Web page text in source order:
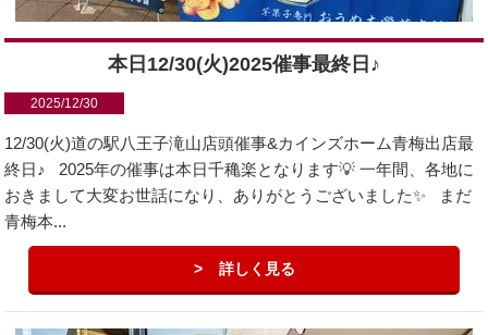
本日12/30(火)2025催事最終日♪
2025/12/30
12/30(火)道の駅八王子滝山店頭催事&カインズホーム青梅出店最
終日♪ 2025年の催事は本日千穐楽となります💡 一年間、各地に
おきまして大変お世話になり、ありがとうございました✨ まだ
青梅本...
詳しく見る